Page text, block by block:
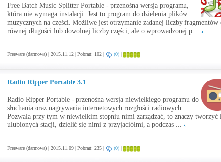
Free Batch Music Splitter Portable - przenośna wersja programu,
która nie wymaga instalacji. Jest to program do dzielenia plików
muzycznych na części. Możliwe jest otrzymanie zadanej liczby fragmentów
równej długości lub dowolnej liczby części, ale o wprowadzonej p...
Freeware (darmowa) | 2015.11.12 | Pobrań: 102 | (0) |
Radio Ripper Portable 3.1
Radio Ripper Portable - przenośna wersja niewielkiego programu do
słuchania oraz nagrywania internetowych rozgłośni radiowych.
Pozwala przy tym w niewielkim stopniu nimi zarządzać, to znaczy tworzyć
ulubionych stacji, dzielić się nimi z przyjaciółmi, a podczas ...
Freeware (darmowa) | 2015.11.09 | Pobrań: 235 | (0) |